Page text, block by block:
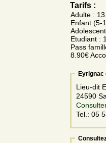
Tarifs :
Adulte :
Enfant (5-
Etudiant :
Pass
8.90€
Eyrignac
Lieu-dit
24590
Tel.: 05